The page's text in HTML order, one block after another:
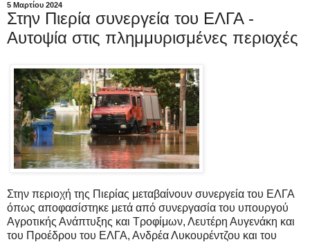
5 Μαρτίου 2024
Στην Πιερία συνεργεία του ΕΛΓΑ -
Αυτοψία στις πλημμυρισμένες περιοχές
Στην περιοχή της Πιερίας μεταβαίνουν συνεργεία του ΕΛΓΑ
όπως αποφασίστηκε μετά από συνεργασία του υπουργού
Αγροτικής Ανάπτυξης και Τροφίμων, Λευτέρη Αυγενάκη και
του Προέδρου του ΕΛΓΑ, Ανδρέα Λυκουρέντζου και του